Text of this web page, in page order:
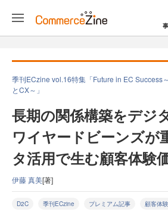
季刊ECzine vol.16特集「Future in EC Success
とCX～」
長期の関係構築をデジ
ワイヤードビーンズが
タ活用で生む顧客体験
伊藤 真美[著]
D2C 季刊ECzine プレミアム記事 顧客体